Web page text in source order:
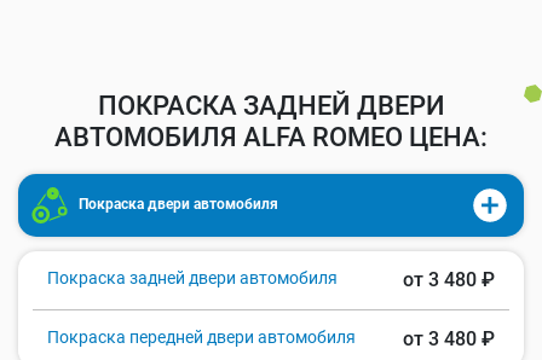
ПОКРАСКА ЗАДНЕЙ ДВЕРИ
АВТОМОБИЛЯ ALFA ROMEO ЦЕНА:
Покраска двери автомобиля
Покраска задней двери автомобиля от 3 480 ₽
Покраска передней двери автомобиля от 3 480 ₽